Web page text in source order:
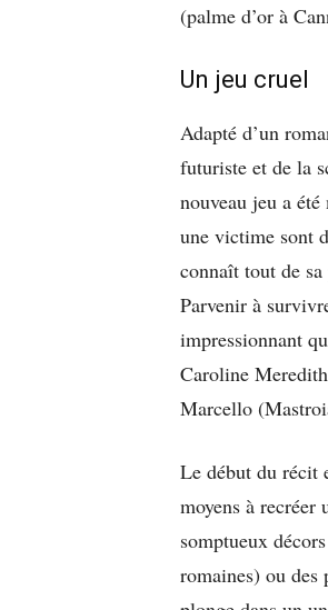
(palme d’or à
Un jeu cruel
Adapté d’un
futuriste et de la
nouveau jeu a
une victime sont
connaît tout de
Parvenir à
impressionnant
Caroline
Marcello
Le début du récit
moyens à
somptueux
romaines) ou des